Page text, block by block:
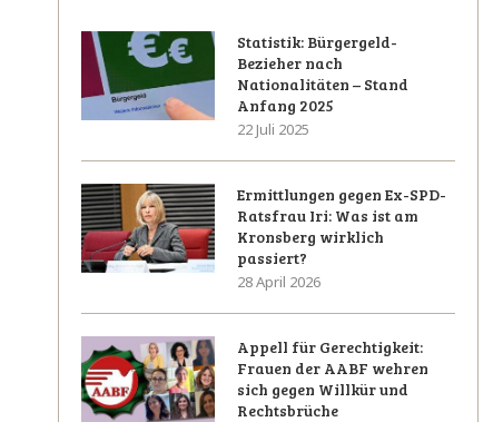
Statistik: Bürgergeld-
Bezieher nach
Nationalitäten – Stand
Anfang 2025
22 Juli 2025
Ermittlungen gegen Ex-SPD-
Ratsfrau Iri: Was ist am
Kronsberg wirklich
passiert?
28 April 2026
Appell für Gerechtigkeit:
Frauen der AABF wehren
sich gegen Willkür und
Rechtsbrüche